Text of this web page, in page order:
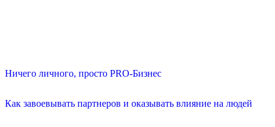
Ничего личного, просто PRO-Бизнес
Как завоевывать партнеров и оказывать влияние на людей